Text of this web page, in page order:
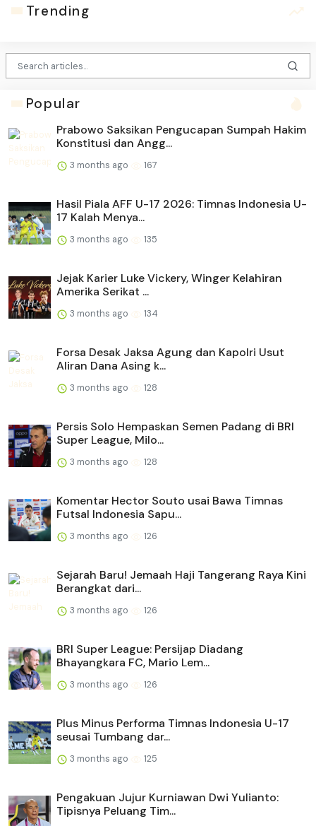
Trending
Popular
Prabowo Saksikan Pengucapan Sumpah Hakim
Konstitusi dan Angg...
3 months ago 167
Hasil Piala AFF U-17 2026: Timnas Indonesia U-
17 Kalah Menya...
3 months ago 135
Jejak Karier Luke Vickery, Winger Kelahiran
Amerika Serikat ...
3 months ago 134
Forsa Desak Jaksa Agung dan Kapolri Usut
Aliran Dana Asing k...
3 months ago 128
Persis Solo Hempaskan Semen Padang di BRI
Super League, Milo...
3 months ago 128
Komentar Hector Souto usai Bawa Timnas
Futsal Indonesia Sapu...
3 months ago 126
Sejarah Baru! Jemaah Haji Tangerang Raya Kini
Berangkat dari...
3 months ago 126
BRI Super League: Persijap Diadang
Bhayangkara FC, Mario Lem...
3 months ago 126
Plus Minus Performa Timnas Indonesia U-17
seusai Tumbang dar...
3 months ago 125
Pengakuan Jujur Kurniawan Dwi Yulianto:
Tipisnya Peluang Tim...